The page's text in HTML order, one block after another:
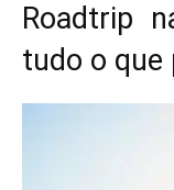
Roadtrip
tudo o que